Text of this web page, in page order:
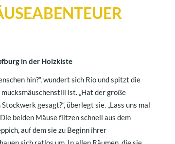
in der Holzkiste
hin?“, wundert sich Rio und spitzt die
ist. „Hat der große
gesagt?“, überlegt sie. „Lass uns mal
beiden Mäuse flitzen schnell aus dem
auf dem sie zu Beginn ihrer